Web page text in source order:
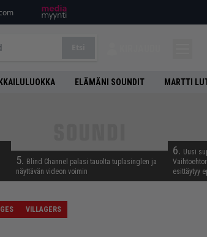
ELÄMÄNI SOUNDIT MARTTI
5. Blind Channel palasi tauolta tuplasinglen ja
näyttävän videon voimin
6. Uusi
esittäytyy
VILLAGERS